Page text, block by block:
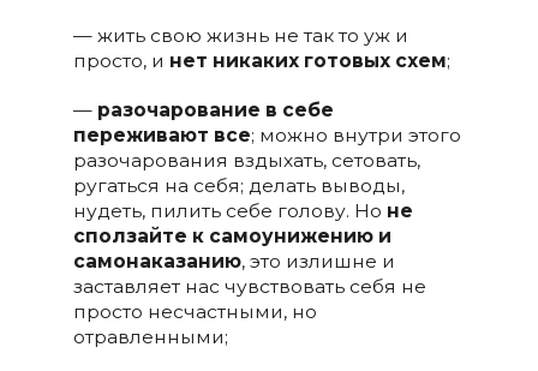
— жить свою жизнь не так то уж и
просто, и нет никаких готовых схем;
— разочарование в себе
переживают все; можно внутри этого
разочарования вздыхать, сетовать,
ругаться на себя; делать выводы,
нудеть, пилить себе голову. Но не
сползайте к самоунижению и
самонаказанию, это излишне и
заставляет нас чувствовать себя не
просто несчастными, но
отравленными;